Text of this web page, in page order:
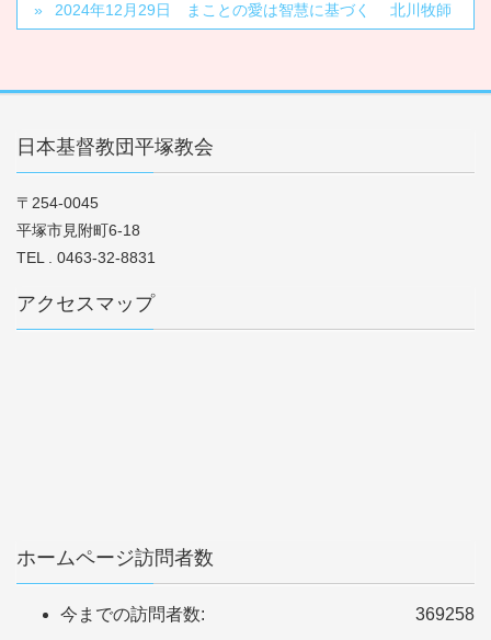
2024年12月29日 まことの愛は智慧に基づく 北川牧師
日本基督教団平塚教会
〒254-0045
平塚市見附町6-18
TEL . 0463-32-8831
アクセスマップ
ホームページ訪問者数
369258
今までの訪問者数: